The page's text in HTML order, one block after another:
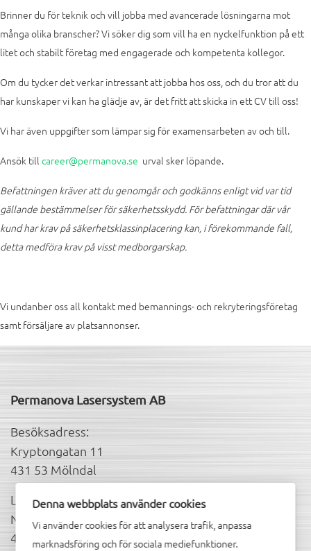
Brinner du för teknik och vill jobba med avancerade lösningarna mot
många olika branscher? Vi söker dig som vill ha en nyckelfunktion på ett
litet och stabilt företag med engagerade och kompetenta kollegor.
Om du tycker det verkar intressant att jobba hos oss, och du tror att du
har kunskaper vi kan ha glädje av, är det fritt att skicka in ett CV till oss!
Vi har även uppgifter som lämpar sig för examensarbeten av och till.
Ansök till career@permanova.se urval sker löpande.
Befattningen kräver att du genomgår och godkänns enligt vid var tid
gällande bestämmelser för säkerhetsskydd. För befattningar där vår
kund har krav på säkerhetsklassinplacering kan, i förekommande fall,
detta medföra krav på visst medborgarskap.
Vi undanber oss all kontakt med bemannings- och rekryteringsföretag
samt försäljare av platsannonser.
Permanova Lasersystem AB
Besöksadress:
Kryptongatan 11
431 53 Mölndal
Leveransadress:
Neongatan 4
431 53 Mölndal
Denna webbplats använder cookies
Vi använder cookies för att analysera trafik, anpassa
marknadsföring och för sociala mediefunktioner.